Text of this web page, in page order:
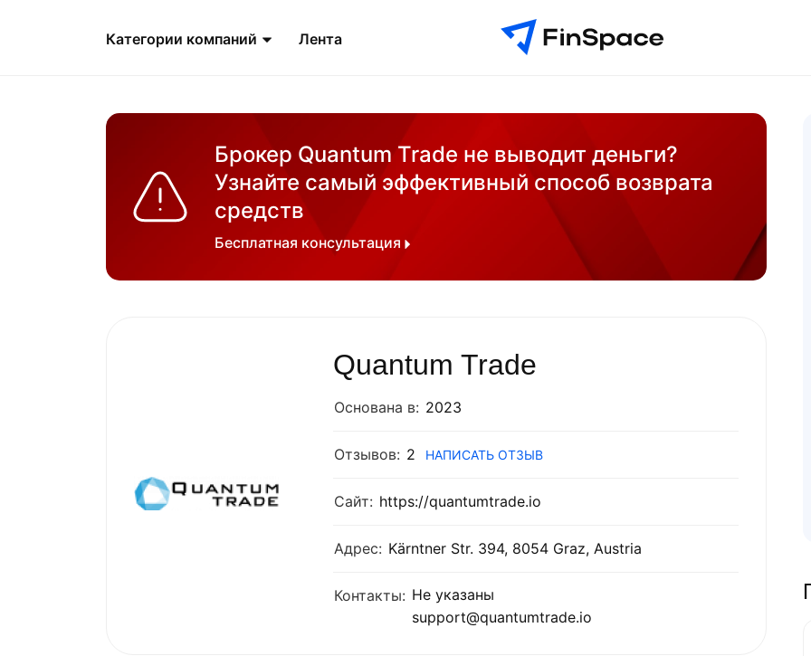
Категории компаний Лента
Брокер Quantum Trade не выводит деньги?
Узнайте самый эффективный способ возврата
средств
Бесплатная консультация
Quantum Trade
Основана в: 2023
Отзывов: 2 НАПИСАТЬ ОТЗЫВ
Сайт: https://quantumtrade.io
Адрес: Kärntner Str. 394, 8054 Graz, Austria
Контакты: Не указаны
support@quantumtrade.io